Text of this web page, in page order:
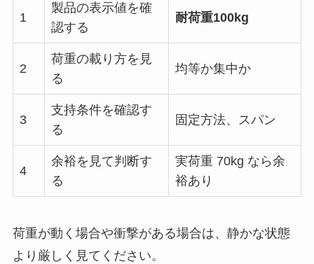
1
製品の表示値を確
認する
耐荷重100kg
2
荷重の載り方を見
る
均等か集中か
3
支持条件を確認す
る
固定方法、スパン
4
余裕を見て判断す
る
実荷重 70kg なら余
裕あり
荷重が動く場合や衝撃がある場合は、静かな状態
より厳しく見てください。